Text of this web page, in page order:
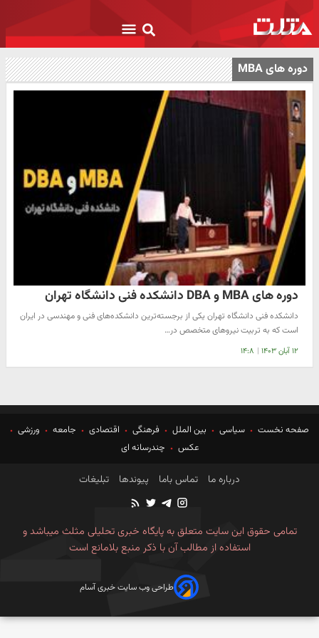
دوره های MBA
دوره های MBA و DBA دانشکده فنی دانشگاه تهران
دانشکده فنی دانشگاه تهران یکی از برجسته‌ترین دانشکده‌های فنی و مهندسی در ایران
است که به تربیت نیروهای متخصص در…
۱۲ آبان ۱۴۰۳ | ۱۴:۸
صفحه نخست سیاسی بین الملل فرهنگی اقتصادی جامعه
ورزشی
عکس
چندرسانه ای
درباره ما تماس باما پیوندها تبلیغات
تمامی حقوق این سایت متعلق به پایگاه خبری تحلیلی مثلث میباشد و
استفاده از مطالب آن با ذکر منبع بلامانع است
طراحی وب سایت خبری آسام